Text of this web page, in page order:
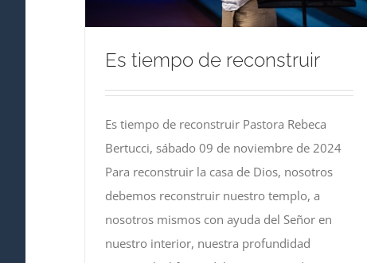
Es tiempo de reconstruir
Es tiempo de reconstruir Pastora Rebeca
Bertucci, sábado 09 de noviembre de 2024
Para reconstruir la casa de Dios, nosotros
debemos reconstruir nuestro templo, a
nosotros mismos con ayuda del Señor en
nuestro interior, nuestra profundidad